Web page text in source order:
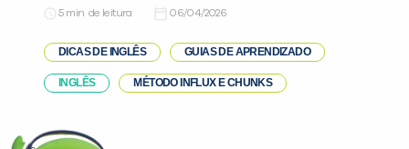
de leitura 06/04/2026
DICAS DE INGLÊS GUIAS DE APRENDIZADO
INGLÊS MÉTODO INFLUX E CHUNKS